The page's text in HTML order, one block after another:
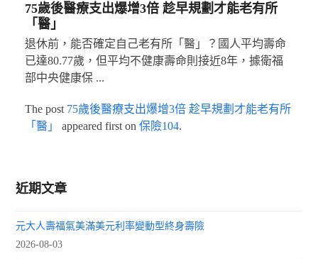
75歲後醫療支出爆增3倍 趁早規劃才能老有所
「醫」
退休前，能否確定自己老有所「醫」？國人平均壽命
已達80.77歲，但平均不健康壽命則接近8年，據衛福
部中央健康保 ...
The post 75歲後醫療支出爆增3倍 趁早規劃才能老有所
「醫」
appeared first on 保險104.
近期文章
元大人壽福氣美滿美元利率變動型終身壽險
2026-08-03